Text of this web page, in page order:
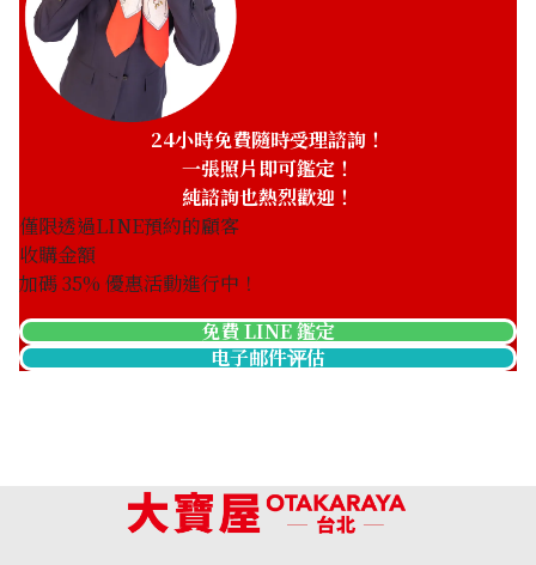
24小時免費隨時受理諮詢！
一張照片即可鑑定！
純諮詢也熱烈歡迎！
僅限透過LINE預約的顧客
收購金額
加碼35% 優惠活動進行中！
免費 LINE 鑑定
电子邮件评估